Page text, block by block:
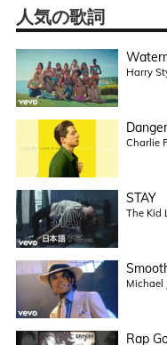
人気の歌詞
Harry
Charlie
STAY
The Kid
Michael
Rap